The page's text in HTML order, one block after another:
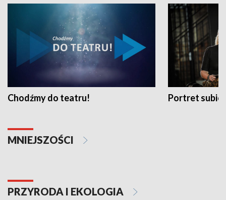
Chodźmy do teatru! Portret
MNIEJSZOŚCI
PRZYRODA I EKOLOGIA